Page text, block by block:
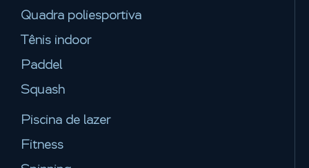
Quadra poliesportiva
Tênis indoor
Paddel
Squash
Piscina de lazer
Fitness